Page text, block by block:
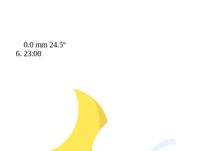
0.0 mm 24.5º
23:00